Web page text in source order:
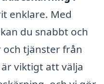
enklare. Med
du snabbt och
tjänster från
viktigt att välja